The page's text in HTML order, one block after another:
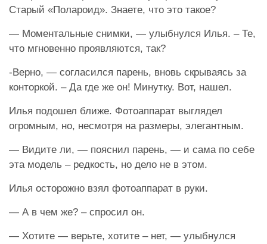
Старый «Полароид». Знаете, что это такое?
— Моментальные снимки, — улыбнулся Илья. – Те,
что мгновенно проявляются, так?
-Верно, — согласился парень, вновь скрываясь за
конторкой. – Да где же он! Минутку. Вот, нашел.
Илья подошел ближе. Фотоаппарат выглядел
огромным, но, несмотря на размеры, элегантным.
— Видите ли, — пояснил парень, — и сама по себе
эта модель – редкость, но дело не в этом.
Илья осторожно взял фотоаппарат в руки.
— А в чем же? – спросил он.
— Хотите — верьте, хотите – нет, — улыбнулся